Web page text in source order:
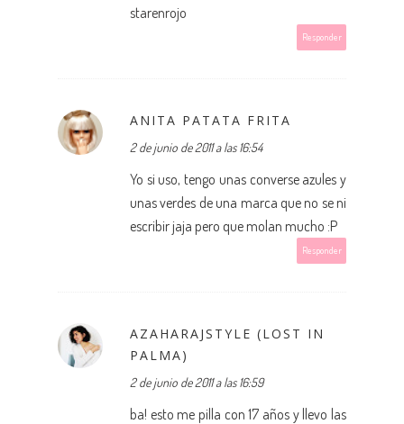
starenrojo
Responder
ANITA PATATA FRITA
2 de junio de 2011 a las 16:54
Yo si uso, tengo unas converse azules y
unas verdes de una marca que no se ni
escribir jaja pero que molan mucho :P
Responder
AZAHARAJSTYLE (LOST IN
PALMA)
2 de junio de 2011 a las 16:59
ba! esto me pilla con 17 años y llevo las